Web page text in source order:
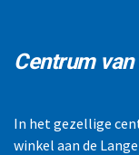
Centrum
In het gezellige
winkel aan de